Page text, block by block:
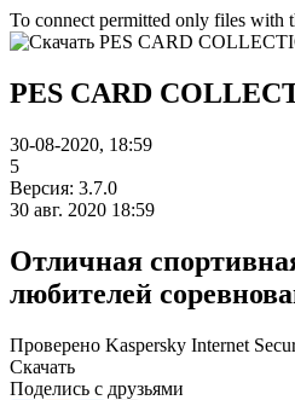
To connect permitted only files with
PES CARD
30-08-2020, 18:59
5
Версия: 3.7.0
30 авг. 2020 18:59
Отличная
любителей
Проверено Kaspersky Internet
Скачать
Поделись с друзьями